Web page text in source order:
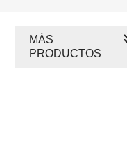
MÁS
PRODUCTOS